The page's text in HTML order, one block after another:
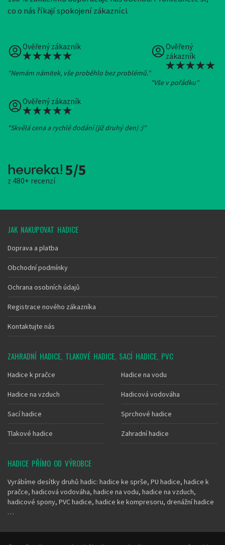
co o nás říkají spokojení zákazníci.
Ověřený zákazník
"Nemám námitek, vše proběhlo bez problémů."
Ověřený
zákazník
"Vše v pořádku"
Ověřený zákazník
"Skvělá cena a rychlé dodání (již druhý den) :)"
5/5
z 480+ recenzí
JAK NAKUPOVAT HADICE
Doprava a platba
Obchodní podmínky
Ochrana osobních údajů
Registrace nového zákazníka
Kontaktujte nás
ZAHRADNÍ HADICE, TLAKOVÉ HADICE, SACÍ HADICE, PVC
Hadice k pračce Hadice na vodu
Hadice na vzduch Hadicová vodováha
Sací hadice Sprchové hadice
Tlakové hadice Zahradní hadice
HADICE PŘÍMO OD VÝROBCE
Vyrábíme desítky druhů hadic: hadice ke sprše, PU hadice, hadice k
pračce, hadicová vodováha, hadice na vodu, hadice na vzduch,
hadicové spony, PVC hadice, hadice ke kompresoru, drenážní hadice
…